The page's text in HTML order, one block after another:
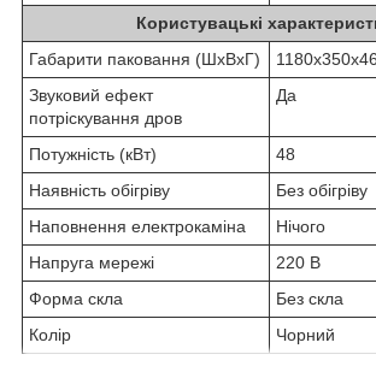
Користувацькі
Габарити паковання (ШхВхГ)
Звуковий ефект
потріскування дров
Да
Потужність (кВт)
48
Наявність обігріву
Без обігріву
Наповнення електрокаміна
Нічого
Напруга мережі
220 В
Форма скла
Без скла
Колір
Чорний